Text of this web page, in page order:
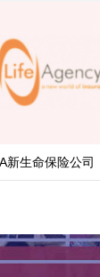
新生命保险公司